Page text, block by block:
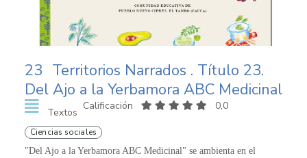
23 Territorios Narrados . Título 23.
Del Ajo a la Yerbamora ABC Medicinal
Textos
Calificación 0,0
Ciencias sociales
"Del Ajo a la Yerbamora ABC Medicinal" se ambienta en el